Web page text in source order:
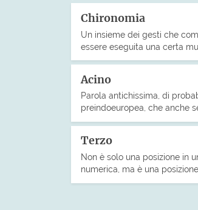
Chironomia
Un insieme dei gesti che
essere eseguita una certa
Acino
Parola antichissima, di
preindoeuropea, che anche
Terzo
Non è solo una posizione in
numerica, ma è una posizione